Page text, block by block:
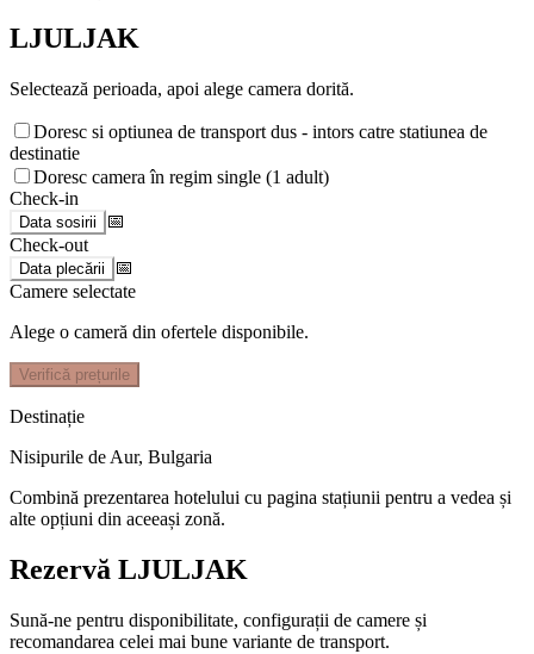
LJULJAK
Selectează perioada, apoi alege camera dorită.
Doresc si optiunea de transport dus - intors catre statiunea de
destinatie
Doresc camera în regim single (1 adult)
Check-in
Data sosirii
📅
Check-out
Data plecării
📅
Camere selectate
Alege o cameră din ofertele disponibile.
Verifică prețurile
Destinație
Nisipurile de Aur, Bulgaria
Combină prezentarea hotelului cu pagina stațiunii pentru a vedea și
alte opțiuni din aceeași zonă.
Rezervă LJULJAK
Sună-ne pentru disponibilitate, configurații de camere și
recomandarea celei mai bune variante de transport.